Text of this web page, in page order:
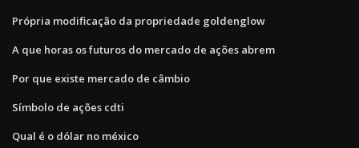
Própria modificação da propriedade goldenglow
A que horas os futuros do mercado de ações abrem
Por que existe mercado de câmbio
Símbolo de ações cdti
Qual é o dólar no méxico